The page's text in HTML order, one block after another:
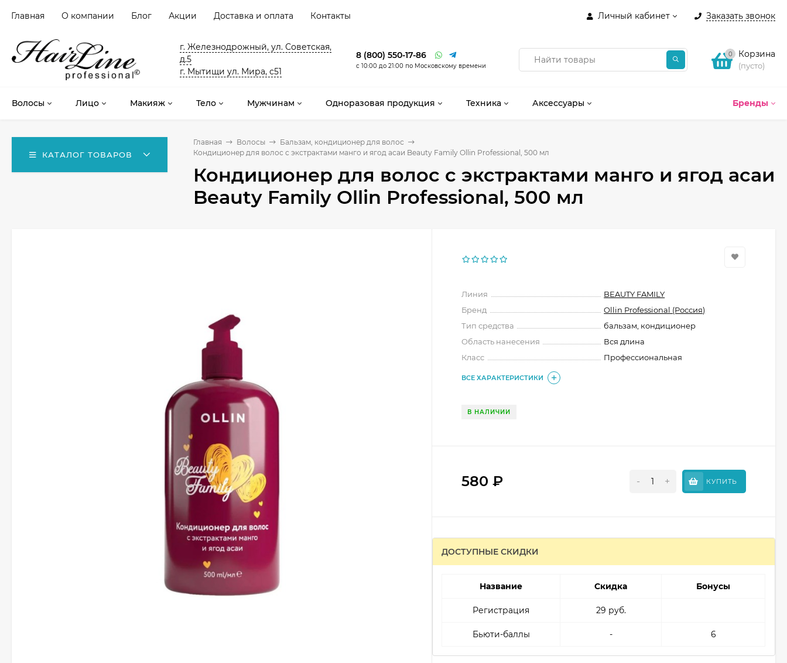
Личный кабинет Заказать звонок
Главная О компании Блог Акции Доставка и оплата Контакты
г. Железнодрожный, ул. Советская,
д.5
г. Мытищи ул. Мира, с51
8 (800) 550-17-86
с 10:00 до 21:00 по Московскому времени
0 Корзина
(пусто)
Бренды
Волосы Лицо Макияж Тело Мужчинам Одноразовая продукция Техника Аксессуары
КАТАЛОГ ТОВАРОВ
Главная Волосы
Бальзам, кондиционер для волос
Кондиционер для волос с экстрактами манго и ягод асаи Beauty Family Ollin Professional, 500 мл
Кондиционер для волос с экстрактами манго и ягод асаи
Beauty Family Ollin Professional, 500 мл
Линия
BEAUTY FAMILY
Бренд
Ollin Professional (Россия)
Тип средства
бальзам, кондиционер
Область нанесения
Вся длина
Класс
Профессиональная
ВСЕ ХАРАКТЕРИСТИКИ
В НАЛИЧИИ
580₽ - + КУПИТЬ
ДОСТУПНЫЕ СКИДКИ
Название Скидка Бонусы
Регистрация 29 руб.
Бьюти-баллы - 6